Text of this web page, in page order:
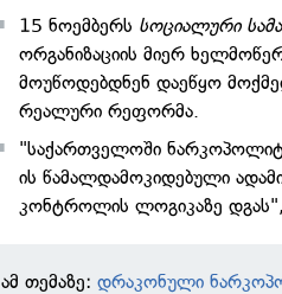
15 ნოემბერს სოციალური
ორგანიზაციის მიერ
მოუწოდებდნენ დაეწყო
რეალური რეფორმა.
"საქართველოში
ის წამალდამოკიდებული
კონტროლის ლოგიკაზე დგას",
ამ თემაზე:დრაკონული